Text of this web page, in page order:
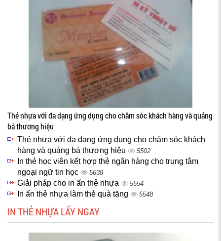
Thẻ nhựa với đa dạng ứng dụng cho chăm sóc khách hàng và quảng
bá thương hiệu
Thẻ nhựa với đa dạng ứng dụng cho chăm sóc khách
hàng và quảng bá thương hiệu
5502
In thẻ học viên kết hợp thẻ ngân hàng cho trung tâm
ngoại ngữ tin học
5638
Giải pháp cho in ấn thẻ nhựa 5554
In ấn thẻ nhựa làm thẻ quà tặng 5548
IN THẺ NHỰA LẤY NGAY